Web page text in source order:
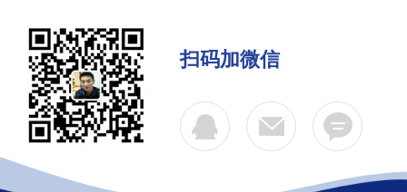
扫码加微信